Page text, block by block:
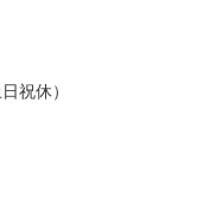
祝休）